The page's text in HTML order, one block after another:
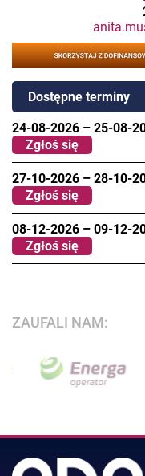
Dostępne terminy
24-08-2026 – 25-08-
Zgłoś się
27-10-2026 – 28-10-
Zgłoś się
08-12-2026 – 09-12-
Zgłoś się
ZAUFALI NAM: